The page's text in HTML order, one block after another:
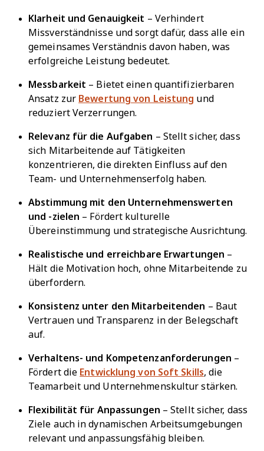
Klarheit und Genauigkeit – Verhindert
Missverständnisse und sorgt dafür, dass alle ein
gemeinsames Verständnis davon haben, was
erfolgreiche Leistung bedeutet.
Messbarkeit – Bietet einen quantifizierbaren
Ansatz zur Bewertung von Leistung und
reduziert Verzerrungen.
Relevanz für die Aufgaben – Stellt sicher, dass
sich Mitarbeitende auf Tätigkeiten
konzentrieren, die direkten Einfluss auf den
Team- und Unternehmenserfolg haben.
Abstimmung mit den Unternehmenswerten
und -zielen – Fördert kulturelle
Übereinstimmung und strategische Ausrichtung.
Realistische und erreichbare Erwartungen –
Hält die Motivation hoch, ohne Mitarbeitende zu
überfordern.
Konsistenz unter den Mitarbeitenden – Baut
Vertrauen und Transparenz in der Belegschaft
auf.
Verhaltens- und Kompetenzanforderungen –
Fördert die Entwicklung von Soft Skills, die
Teamarbeit und Unternehmenskultur stärken.
Flexibilität für Anpassungen – Stellt sicher, dass
Ziele auch in dynamischen Arbeitsumgebungen
relevant und anpassungsfähig bleiben.